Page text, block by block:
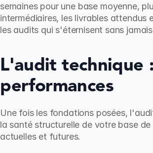
semaines pour une base moyenne,
intermédiaires, les livrables
les audits qui s'éternisent sans
L'audit technique
performances
Une fois les fondations posées,
la santé structurelle de votre base
actuelles et futures.